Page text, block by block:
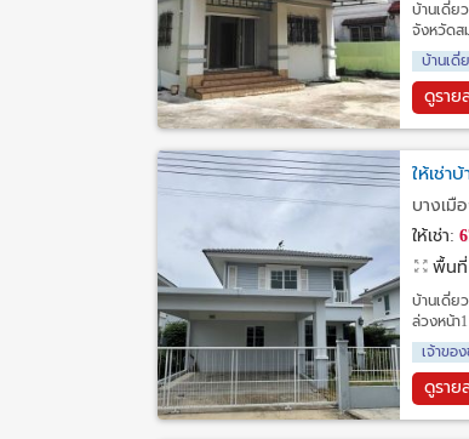
บ้านเดี่ย
จังหวัดส
บ้านเดี่
ดูราย
ให้เช่า
บางเมื
ให้เช่า:
พื้นที่
บ้านเดี่ย
ล่วงหน้า
เจ้าขอ
ดูราย